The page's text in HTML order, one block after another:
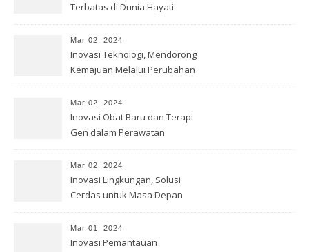
Terbatas di Dunia Hayati
Mar 02, 2024
Inovasi Teknologi, Mendorong
Kemajuan Melalui Perubahan
Mar 02, 2024
Inovasi Obat Baru dan Terapi
Gen dalam Perawatan
Mar 02, 2024
Inovasi Lingkungan, Solusi
Cerdas untuk Masa Depan
Mar 01, 2024
Inovasi Pemantauan